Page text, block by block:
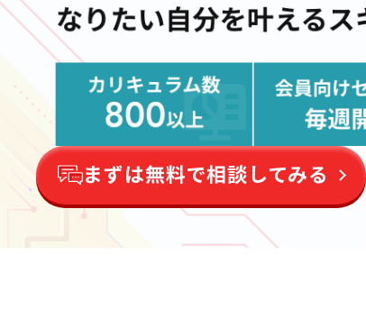
まずは無料で相談してみる